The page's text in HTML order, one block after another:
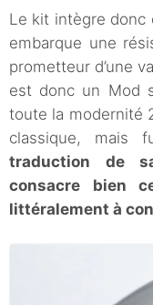
Le kit intègre donc
embarque une
prometteur d’une
est donc un Mod
toute la modernité
classique, mais
traduction de
consacre bien
littéralement à